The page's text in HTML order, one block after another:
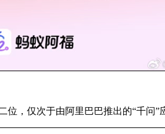
位，仅次于由阿里巴巴推出的“千问”